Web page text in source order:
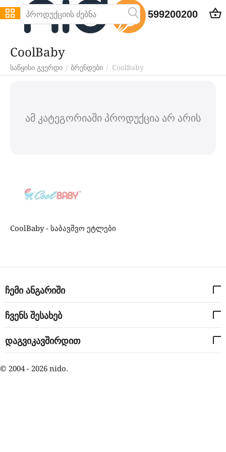
599200200
CoolBaby
საწყისი გვერდი / ბრენდები / CoolBaby
CoolBaby - საბავშვო ეტლები
ამ კატეგორიაში პროდუქცია არ არის
ჩემი ანგარიში
ჩვენს შესახებ
დაგვიკავშირდით
© 2004 - 2026 nido.